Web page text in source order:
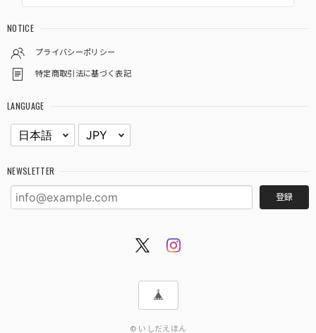
NOTICE
プライバシーポリシー
特定商取引法に基づく表記
LANGUAGE
NEWSLETTER
登録
© いしだえほん